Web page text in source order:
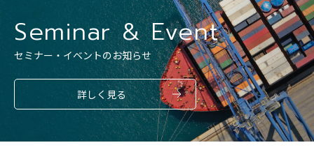
Seminar & Event
セミナー・イベントのお知らせ
詳しく見る